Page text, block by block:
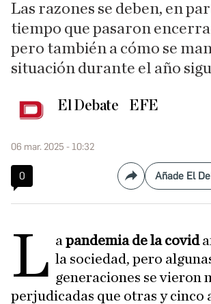
Las razones se deben, en
tiempo que pasaron
pero también a cómo se
situación durante el año
El Debate EFE
06 mar. 2025 - 10:32
0 Compartir
Añade El
L apandemia de la covid
la sociedad, pero
generaciones se vieron
perjudicadas que otras y cinco